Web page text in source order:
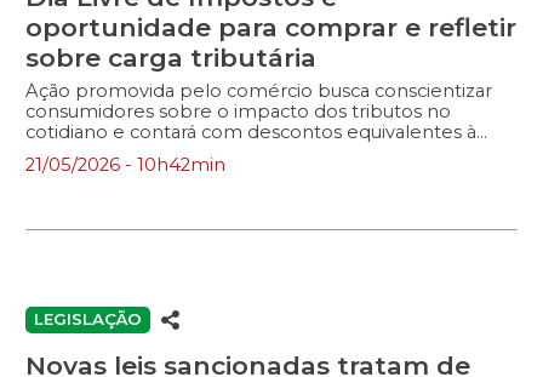
oportunidade para comprar e refletir
sobre carga tributária
Ação promovida pelo comércio busca conscientizar
consumidores sobre o impacto dos tributos no
cotidiano e contará com descontos equivalentes à
carga tributária.
21/05/2026 - 10h42min
LEGISLAÇÃO
Novas leis sancionadas tratam de